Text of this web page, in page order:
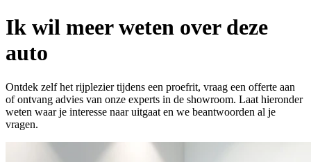
Ik wil meer weten over deze
auto
Ontdek zelf het rijplezier tijdens een proefrit, vraag een offerte aan
of ontvang advies van onze experts in de showroom. Laat hieronder
weten waar je interesse naar uitgaat en we beantwoorden al je
vragen.